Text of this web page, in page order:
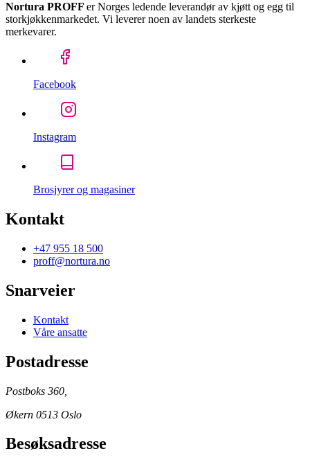
Nortura PROFF er Norges ledende leverandør av kjøtt og egg til
storkjøkkenmarkedet. Vi leverer noen av landets sterkeste
merkevarer.
Facebook
Instagram
Brosjyrer og magasiner
Kontakt
+47 955 18 500
proff@nortura.no
Snarveier
Kontakt
Våre ansatte
Postadresse
Postboks 360,
Økern 0513 Oslo
Besøksadresse